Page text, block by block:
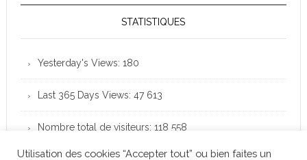
STATISTIQUES
Yesterday's Views: 180
Last 365 Days Views: 47 613
Nombre total de visiteurs: 118 558
Utilisation des cookies “Accepter tout” ou bien faites un